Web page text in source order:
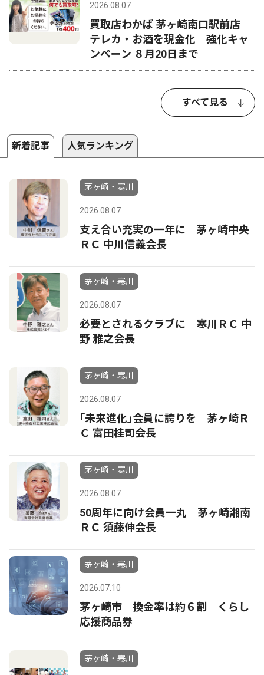
2026.08.07
買取店わかば 茅ヶ崎南口駅前店
テレカ・お酒を現金化 強化キャ
ンペーン ８月20日まで
すべて見る
新着記事 人気ランキング
茅ヶ崎・寒川
2026.08.07
支え合い充実の一年に 茅ヶ崎中央
ＲＣ 中川信義会長
茅ヶ崎・寒川
2026.08.07
必要とされるクラブに 寒川ＲＣ 中
野 雅之会長
茅ヶ崎・寒川
2026.08.07
｢未来進化｣会員に誇りを 茅ヶ崎Ｒ
Ｃ 富田桂司会長
茅ヶ崎・寒川
2026.08.07
50周年に向け会員一丸 茅ヶ崎湘南
ＲＣ 須藤伸会長
茅ヶ崎・寒川
2026.07.10
茅ヶ崎市 換金率は約６割 くらし
応援商品券
茅ヶ崎・寒川